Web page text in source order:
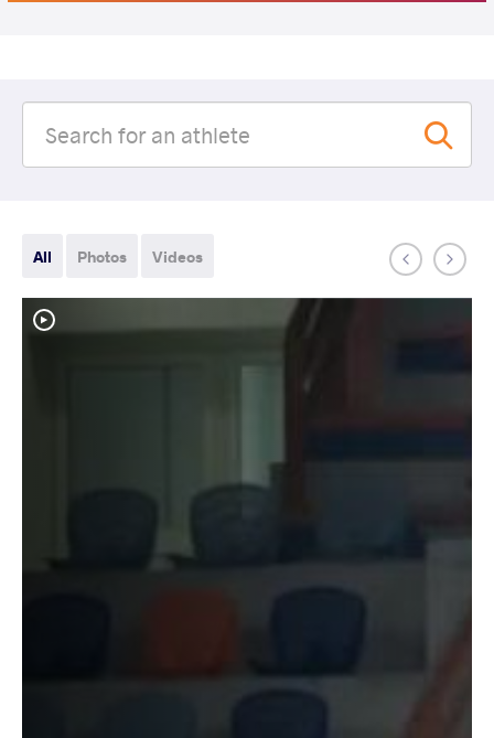
All Photos Videos